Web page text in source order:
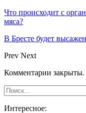
Что происходит с
мяса?
В Бресте будет
Prev Next
Комментарии закрыты.
Интересное: